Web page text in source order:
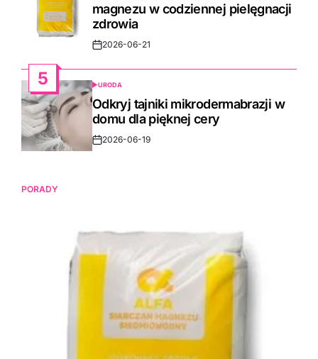
magnezu w codziennej pielęgnacji
zdrowia
Post2026-06-21
5
POSTED
IN
URODA
Odkryj tajniki mikrodermabrazji w
domu dla pięknej cery
Post2026-06-19
PORADY